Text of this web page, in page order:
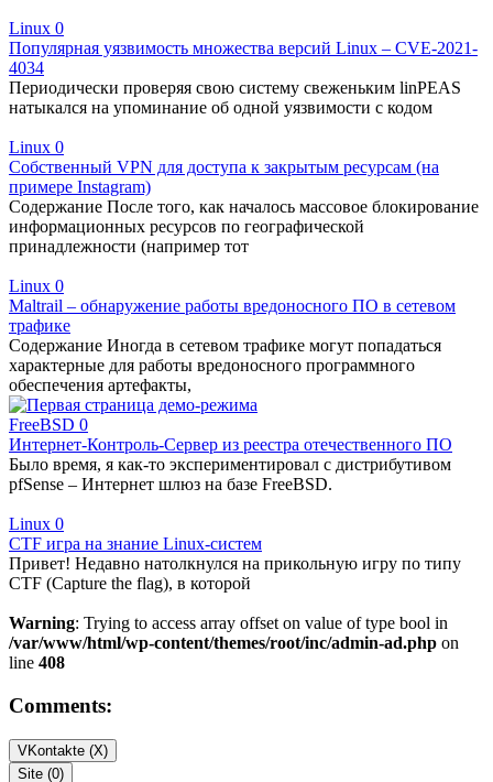
Linux 0
Популярная уязвимость множества версий Linux – CVE-2021-
4034
Периодически проверяя свою систему свеженьким linPEAS
натыкался на упоминание об одной уязвимости с кодом
Linux 0
Собственный VPN для доступа к закрытым ресурсам (на
примере Instagram)
Содержание После того, как началось массовое блокирование
информационных ресурсов по географической
принадлежности (например тот
Linux 0
Maltrail – обнаружение работы вредоносного ПО в сетевом
трафике
Содержание Иногда в сетевом трафике могут попадаться
характерные для работы вредоносного программного
обеспечения артефакты,
FreeBSD 0
Интернет-Контроль-Сервер из реестра отечественного ПО
Было время, я как-то экспериментировал с дистрибутивом
pfSense – Интернет шлюз на базе FreeBSD.
Linux 0
CTF игра на знание Linux-систем
Привет! Недавно натолкнулся на прикольную игру по типу
CTF (Capture the flag), в которой
Warning: Trying to access array offset on value of type bool in
/var/www/html/wp-content/themes/root/inc/admin-ad.php on
line 408
Comments:
VKontakte (X)
Site (0)